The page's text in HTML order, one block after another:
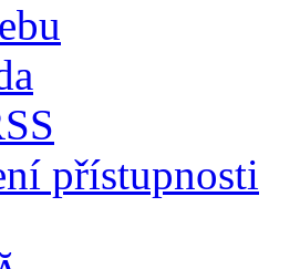
přístupnosti